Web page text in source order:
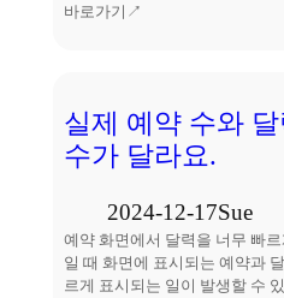
바로가기↗
실제 예약 수와
수가 달라요.
2024-12-17Sue
예약 화면에서 달력을 너무 빠
일 때 화면에 표시되는 예약과
르게 표시되는 일이 발생할 수